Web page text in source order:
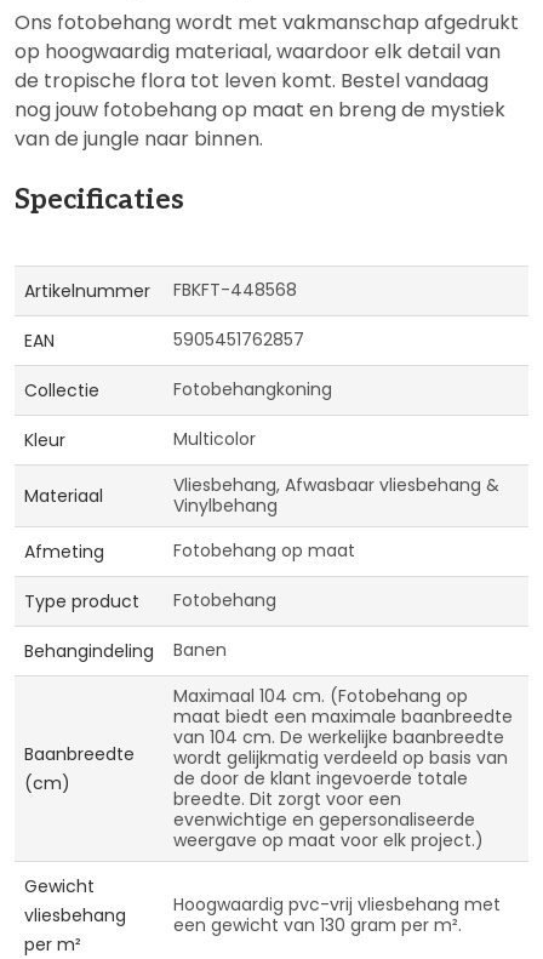
Ons fotobehang wordt met vakmanschap afgedrukt
op hoogwaardig materiaal, waardoor elk detail van
de tropische flora tot leven komt. Bestel vandaag
nog jouw fotobehang op maat en breng de mystiek
van de jungle naar binnen.
Specificaties
Meer
Artikelnummer FBKFT-448568
EAN 5905451762857
Collectie Fotobehangkoning
Kleur Multicolor
Materiaal
Vliesbehang, Afwasbaar vliesbehang &
Vinylbehang
Afmeting
Fotobehang op maat
Type product Fotobehang
Behangindeling Banen
Baanbreedte
(cm)
Maximaal 104 cm. (Fotobehang op
maat biedt een maximale baanbreedte
van 104 cm. De werkelijke baanbreedte
wordt gelijkmatig verdeeld op basis van
de door de klant ingevoerde totale
breedte. Dit zorgt voor een
evenwichtige en gepersonaliseerde
weergave op maat voor elk project.)
Gewicht
vliesbehang
per m²
Hoogwaardig pvc-vrij vliesbehang met
een gewicht van 130 gram per m².